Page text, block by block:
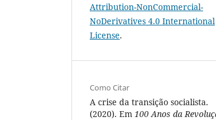
Attribution-NonCommercial-
NoDerivatives 4.0 International
License.
Como Citar
A crise da transição socialista.
(2020). Em 100 Anos da